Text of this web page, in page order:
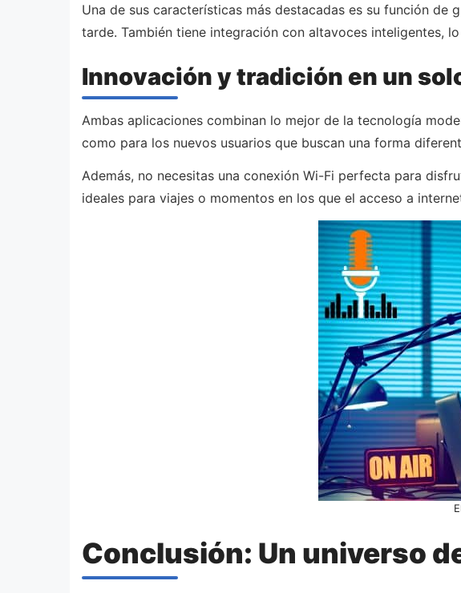
Una de sus características más destacadas es su función
tarde. También tiene integración con altavoces inteligentes,
Innovación y tradición en un
Ambas aplicaciones combinan lo mejor de la tecnología
como para los nuevos usuarios que buscan una forma
Además, no necesitas una conexión Wi-Fi perfecta para
ideales para viajes o momentos en los que el acceso a
Conclusión: Un universo